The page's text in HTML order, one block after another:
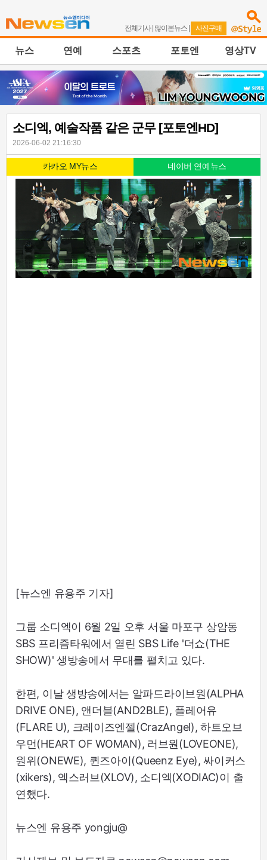
전체기사| 많이본뉴스 | 사진구매
뉴스 연예 스포츠 포토엔 영상TV
소디엑, 예술작품 같은 군무 [포토엔HD]
2026-06-02 21:16:30
카카오 MY뉴스 네이버 연예뉴스
[뉴스엔 유용주 기자]
그룹 소디엑이 6월 2일 오후 서울 마포구 상암동
SBS 프리즘타워에서 열린 SBS Life '더쇼(THE
SHOW)' 생방송에서 무대를 펼치고 있다.
한편, 이날 생방송에서는 알파드라이브원(ALPHA
DRIVE ONE), 앤더블(AND2BLE), 플레어유
(FLARE U), 크레이즈엔젤(CrazAngel), 하트오브
우먼(HEART OF WOMAN), 러브원(LOVEONE),
원위(ONEWE), 퀸즈아이(Queenz Eye), 싸이커스
(xikers), 엑스러브(XLOV), 소디엑(XODIAC)이 출
연했다.
뉴스엔 유용주 yongju@